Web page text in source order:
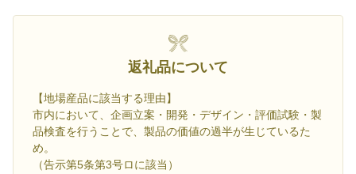
返礼品について
【地場産品に該当する理由】
市内において、企画立案・開発・デザイン・評価試験・製
品検査を行うことで、製品の価値の過半が生じているた
め。
（告示第5条第3号ロに該当）